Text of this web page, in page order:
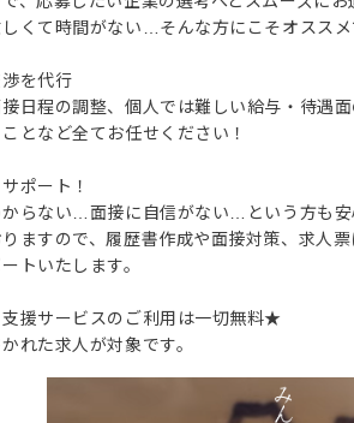
くて時間がない…そんな方にこそオススメ
を代行
日程の調整、個人では難しい給与・待遇面
となど全てお任せください！
ポート！
らない…面接に自信がない…という方も安
ますので、履歴書作成や面接対策、求人
トいたします。
援サービスのご利用は一切無料★
れた求人が対象です。